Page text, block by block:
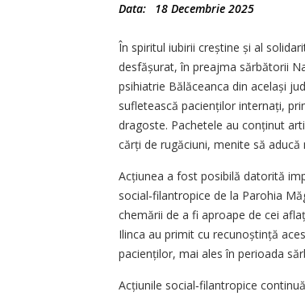
Data: 18 Decembrie 2025
În spiritul iubirii creștine și al
desfășurat, în preajma sărbătorii
psihiatrie Bălăceanca din același
sufletească pacienților internați,
dragoste. Pachetele au conținut
cărți de rugăciuni, menite să
Acțiunea a fost posibilă datorită
social‑filantropice de la Parohia
chemării de a fi aproape de cei
Ilinca au primit cu recunoștință
pacienților, mai ales în perioada
Acțiunile social‑filantropice